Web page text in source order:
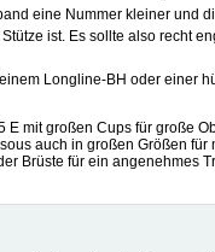
eine Nummer kleiner und
ist. Es sollte also recht
Longline-BH oder einer
E mit großen Cups für große
auch in großen Größen für
Brüste für ein angenehmes